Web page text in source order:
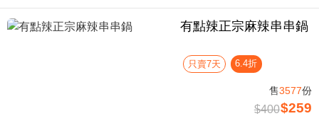
有點辣正宗麻辣串串鍋
只賣7天 6.4折
售3577份
$400$259